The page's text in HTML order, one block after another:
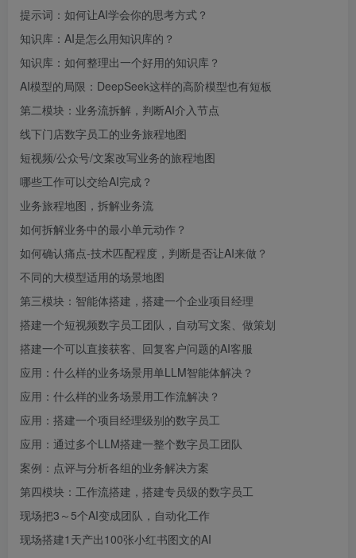
提示词：如何让AI学会你的思考方式？
知识库：AI是怎么用知识库的？
知识库：如何整理出一个好用的知识库？
AI模型的局限：DeepSeek这样的高阶模型也有短板
第二模块：业务流拆解，判断AI介入节点
线下门店数字员工的业务旅程地图
短视频/公众号/文案改写业务的旅程地图
哪些工作可以交给AI完成？
业务旅程地图，拆解业务流
如何拆解业务中的最小单元动作？
如何确认痛点-技术匹配程度，判断是否让AI来做？
不同的大模型适用的场景地图
第三模块：智能体搭建，搭建一个企业项目经理
搭建一个短视频数字员工团队，自动写文案、做策划
搭建一个可以直接获客、回复客户问题的AI客服
应用：什么样的业务场景用单LLM智能体解决？
应用：什么样的业务场景用工作流解决？
应用：搭建一个项目经理级别的数字员工
应用：通过多个LLM搭建一整个数字员工团队
案例：点评与分析各组的业务解决方案
第四模块：工作流搭建，搭建专员级的数字员工
现场把3～5个AI变成团队，自动化工作
现场搭建1天产出100张小红书图文的AI